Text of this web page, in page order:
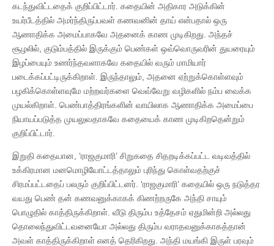
கடந்துவிட்டதைக் குறிப்பிட்டார். கதையின் அதிகார அடுக்கின்
உயர்பீடத்தில் அமர்ந்திருப்பவள் கணவனின் தாய் என்பதால் ஒரு
ஆணாதிக்க அமைப்பாகவே அதனைக் காண முடிகிறது. அந்தச்
சூழலில், குடும்பத்தில் இருக்கும் பெண்கள் ஒவ்வொருவரின் துயரையும்
இழப்பையும் உணர்ந்தவளாகவே கதையில் வரும் மாமியார்
படைக்கப்பட்டிருக்கிறாள். இருந்தாலும், அதனை ஏற்றுக்கொள்ளவும்
பழகிக்கொள்ளவுமே மற்றவர்களை வெவ்வேறு வழிகளில் நம்ப வைக்க
முயல்கிறாள். பெண்பாத்திரங்களின் வாயிலாக ஆணாதிக்க அமைப்பை
நியாயப்படுத்த முயலுவதாகவே கதையைக் காண முடிகிறதென்றும்
குறிப்பிட்டார்.
இறுதி கதையான, ‘ராஜகுமாரி’ சிறுகதை சிதறடிக்கப்பட்ட வடிவத்தில்
உக்கிரமான மனமொழியோட்டத்தாலும் புரிந்து கொள்வதற்குச்
சிரமப்பட்டதைப் பலரும் குறிப்பிட்டனர். ‘ராஜகுமாரி’ கதையில் ஒரு நடுத்தர
வயது பெண் தன் கணவனுக்காகக் கிணற்றருகே அந்தி சாயும்
பொழுதில் காத்திருக்கிறாள். வீடு திரும்ப உத்தேசம் ஏதுமின்றி அல்லது
தொலைந்துவிட்டவனையோ அல்லது திரும்ப வராதவனுக்காகத்தான்
அவள் காத்திருக்கிறாள் எனத் தெரிகிறது. அந்தி மயங்கி இருள் பரவும்